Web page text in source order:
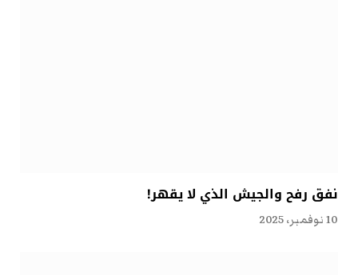
نفق رفح والجيش الذي لا يقهر!
10 نوفمبر، 2025